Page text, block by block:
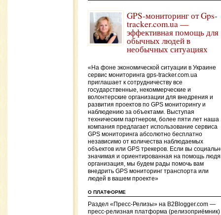
GPS-мониторинг от Gps-
tracker.com.ua —
эффективная помощь для
обычных людей в
необычных ситуациях
«На фоне экономической ситуации в Украине
сервис мониторинга gps-tracker.com.ua
приглашает к сотрудничеству все
государственные, некоммерческие и
волонтерские организации для внедрения и
развития проектов по GPS мониторингу и
наблюдению за объектами. Выступая
техническим партнером, более пяти лет наша
компания предлагает использование сервиса
GPS мониторинга абсолютно бесплатно
независимо от количества наблюдаемых
объектов или GPS трекеров. Если вы
значимая и ориентированная на помощь
организация, мы будем рады помочь вам
внедрить GPS мониторинг транспорта или
людей в вашем проекте»
О ПЛАТФОРМЕ
Раздел «Пресс-Релизы» на B2Blogger.com —
пресс-релизная платформа (релизоприёмник)